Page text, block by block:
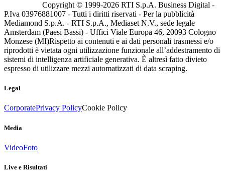
Copyright © 1999-2026 RTI S.p.A. Business Digital -
P.Iva 03976881007 - Tutti i diritti riservati - Per la pubblicità
Mediamond S.p.A. - RTI S.p.A., Mediaset N.V., sede legale
Amsterdam (Paesi Bassi) - Uffici Viale Europa 46, 20093 Cologno
Monzese (MI)Rispetto ai contenuti e ai dati personali trasmessi e/o
riprodotti è vietata ogni utilizzazione funzionale all’addestramento di
sistemi di intelligenza artificiale generativa. È altresì fatto divieto
espresso di utilizzare mezzi automatizzati di data scraping.
Legal
CorporatePrivacy PolicyCookie Policy
Media
VideoFoto
Live e Risultati